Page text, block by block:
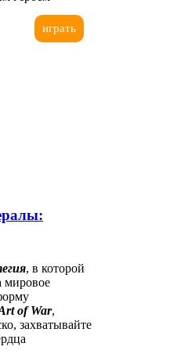
играть
, в которой
мировое
of War,
захватывайте